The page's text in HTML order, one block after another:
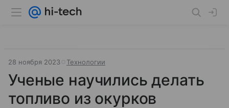
28 ноября 2023 Технологии
Ученые научились делать
топливо из окурков